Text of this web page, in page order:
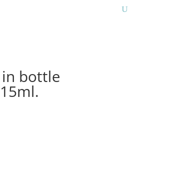
bottle